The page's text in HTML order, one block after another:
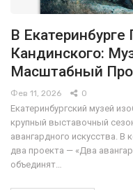
В
Кандинского:
Масштабный
Фев 11, 2026 0
Екатеринбургский музей
крупный выставочный
авангардного искусства. В
два проекта — «Два
объединят…